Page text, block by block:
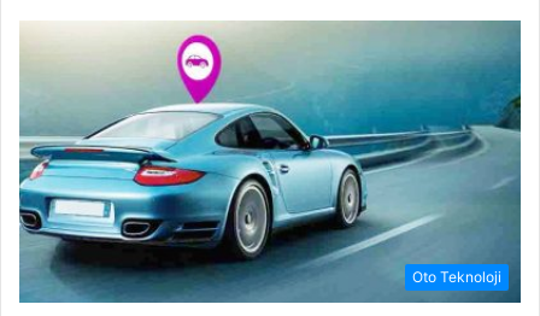
Oto Teknoloji